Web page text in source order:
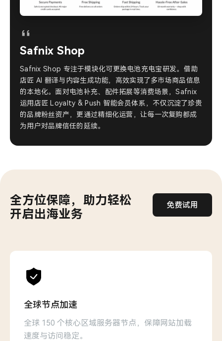
Safnix Shop
Safnix Shop 专注于模块化可更换电池充电宝研发。借助
店匠 AI 翻译与内容生成功能，高效实现了多市场商品信息
的本地化。面对电池补充、配件拓展等消费场景，Safnix
运用店匠 Loyalty & Push 智能会员体系，不仅沉淀了珍贵
的品牌粉丝资产，更通过精细化运营，让每一次复购都成
为用户对品牌信任的延续。
全方位保障，助力轻松
开启出海业务
免费试用
全球节点加速
全球 150 个核心区域服务器节点，保障网站加载
速度与访问稳定。